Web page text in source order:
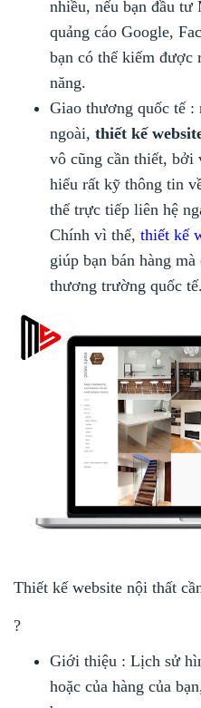
nhiều, nếu bạn đầu
quảng cáo Google,
bạn có thể kiếm được
năng.
Giao thương quốc tế
ngoài, thiết kế
vô cũng cần thiết, bởi
hiểu rất kỹ thông tin
thể trực tiếp liên hệ
Chính vì thế, thiết kế
giúp bạn bán hàng
thương trường quốc tế.
Thiết kế website nội thất
?
Giới thiệu : Lịch sử
hoặc của hàng của